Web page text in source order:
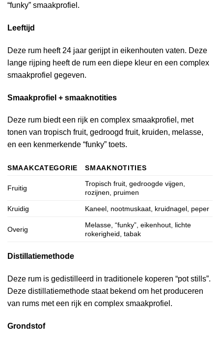
“funky” smaakprofiel.
Leeftijd
Deze rum heeft 24 jaar gerijpt in eikenhouten vaten. Deze
lange rijping heeft de rum een diepe kleur en een complex
smaakprofiel gegeven.
Smaakprofiel + smaaknotities
Deze rum biedt een rijk en complex smaakprofiel, met
tonen van tropisch fruit, gedroogd fruit, kruiden, melasse,
en een kenmerkende “funky” toets.
SMAAKCATEGORIE SMAAKNOTITIES
Fruitig
Tropisch fruit, gedroogde vijgen,
rozijnen, pruimen
Kruidig Kaneel, nootmuskaat, kruidnagel, peper
Overig
Melasse, “funky”, eikenhout, lichte
rokerigheid, tabak
Distillatiemethode
Deze rum is gedistilleerd in traditionele koperen “pot stills”.
Deze distillatiemethode staat bekend om het produceren
van rums met een rijk en complex smaakprofiel.
Grondstof